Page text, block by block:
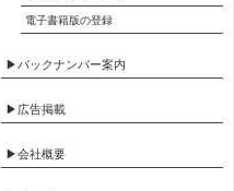
電子書籍版の登録
▶バックナンバー案内
▶広告掲載
▶会社概要